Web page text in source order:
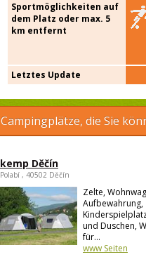
Sportmöglichkeiten auf
dem Platz oder max. 5
km entfernt
Letztes Update
Campingplätze, die Sie
kemp Děčín
Polabí , 40502 Děčín
Zelte,
Aufbewahrung,
und Duschen,
für...
www Seiten